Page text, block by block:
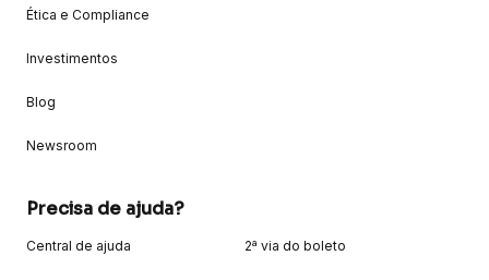
Ética e Compliance
Investimentos
Blog
Newsroom
Precisa de ajuda?
Central de ajuda 2ª via do boleto